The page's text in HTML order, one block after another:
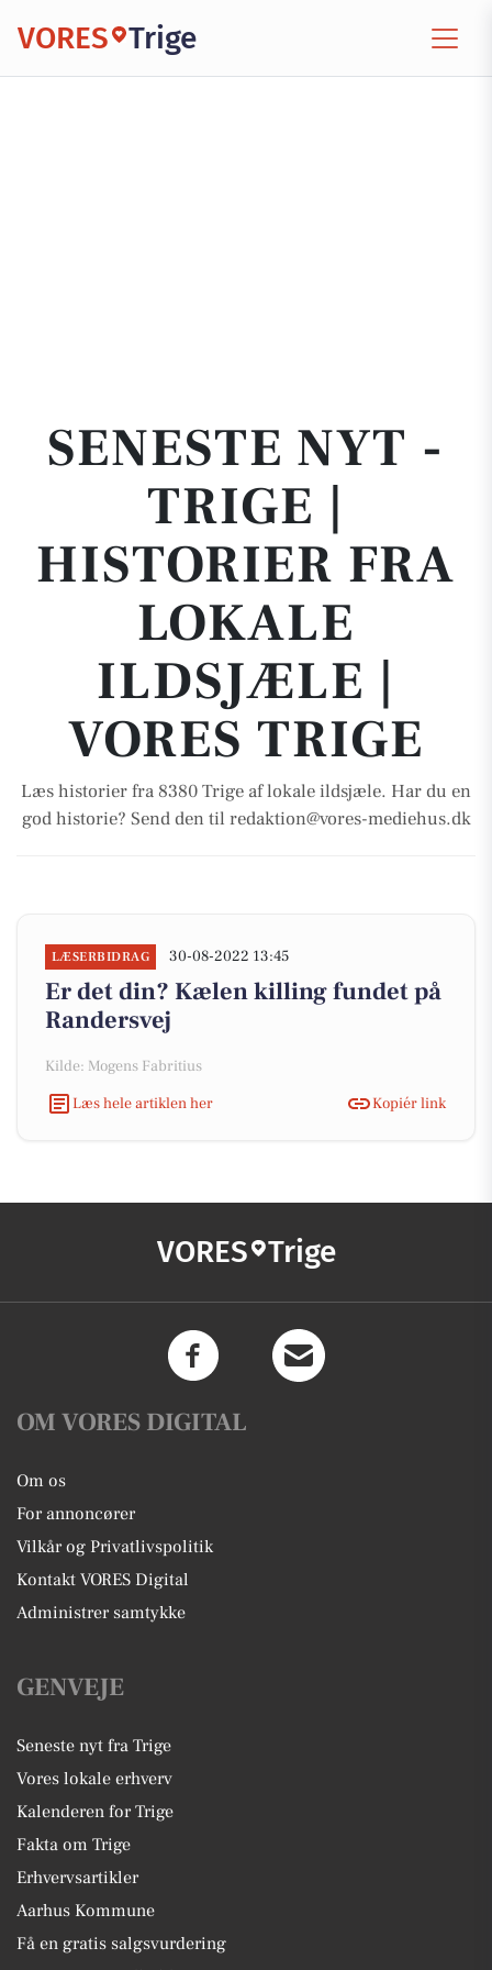
VORES Trige
SENESTE NYT -
TRIGE |
HISTORIER FRA
LOKALE
ILDSJÆLE |
VORES TRIGE
Læs historier fra 8380 Trige af lokale ildsjæle. Har du en
god historie? Send den til redaktion@vores-mediehus.dk
LÆSERBIDRAG 30-08-2022 13:45
Er det din? Kælen killing fundet på
Randersvej
Kilde: Mogens Fabritius
Læs hele artiklen her
Kopiér link
VORES Trige
OM VORES DIGITAL
Om os
For annoncører
Vilkår og Privatlivspolitik
Kontakt VORES Digital
Administrer samtykke
GENVEJE
Seneste nyt fra Trige
Vores lokale erhverv
Kalenderen for Trige
Fakta om Trige
Erhvervsartikler
Aarhus Kommune
Få en gratis salgsvurdering